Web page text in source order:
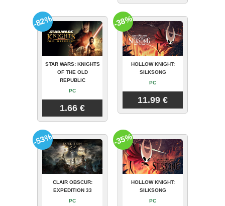
STAR WARS: KNIGHTS
OF THE OLD
REPUBLIC
PC
1.66 €
-82%
HOLLOW KNIGHT:
SILKSONG
PC
11.99 €
-38%
CLAIR OBSCUR:
EXPEDITION 33
PC
-53%
HOLLOW KNIGHT:
SILKSONG
PC
-35%